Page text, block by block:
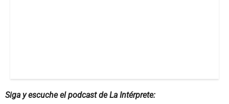
Siga y escuche el podcast de La Intérprete: